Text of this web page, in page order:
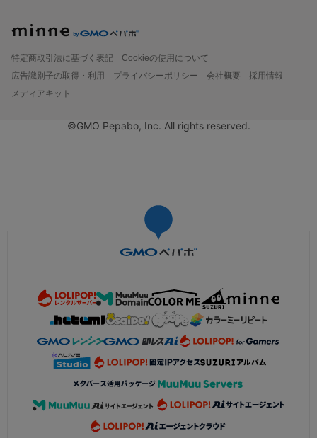
特定商取引法に基づく表記
Cookieの使用について
広告識別子の取得・利用
プライバシーポリシー 会社概要
採用情報
メディアキット
©GMO Pepabo, Inc. All rights reserved.